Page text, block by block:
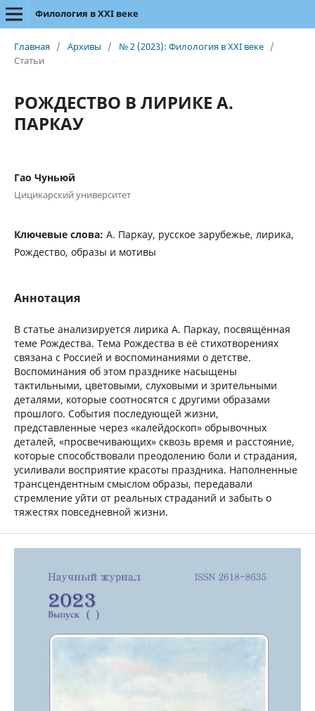
Филология в XXI веке
Главная / Архивы / № 2 (2023): Филология в XXI веке /
Статьи
РОЖДЕСТВО В ЛИРИКЕ А.
ПАРКАУ
Гао Чуньюй
Цицикарский университет
Ключевые слова: А. Паркау, русское зарубежье, лирика,
Рождество, образы и мотивы
Аннотация
В статье анализируется лирика А. Паркау, посвящённая
теме Рождества. Тема Рождества в её стихотворениях
связана с Россией и воспоминаниями о детстве.
Воспоминания об этом празднике насыщены
тактильными, цветовыми, слуховыми и зрительными
деталями, которые соотносятся с другими образами
прошлого. События последующей жизни,
представленные через «калейдоскоп» обрывочных
деталей, «просвечивающих» сквозь время и расстояние,
которые способствовали преодолению боли и страдания,
усиливали восприятие красоты праздника. Наполненные
трансцендентным смыслом образы, передавали
стремление уйти от реальных страданий и забыть о
тяжестях повседневной жизни.